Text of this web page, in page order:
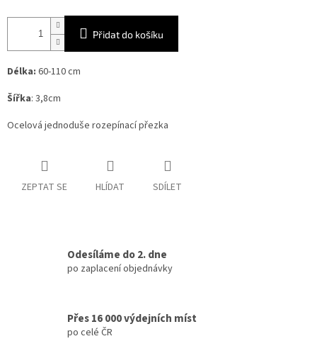
Přidat do košíku
Délka: 60-110 cm
Šířka: 3,8cm
Ocelová jednoduše rozepínací přezka
ZEPTAT SE HLÍDAT SDÍLET
Odesíláme do 2. dne
po zaplacení objednávky
Přes 16 000 výdejních míst
po celé ČR